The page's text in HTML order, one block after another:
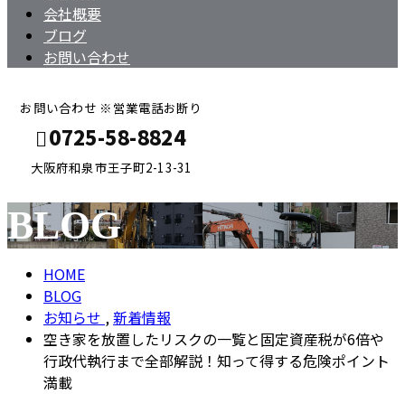
会社概要
ブログ
お問い合わせ
お問い合わせ ※営業電話お断り
0725-58-8824
大阪府和泉市王子町2-13-31
メールフォーム
BLOG
HOME
BLOG
お知らせ ,新着情報
空き家を放置したリスクの一覧と固定資産税が6倍や
行政代執行まで全部解説！知って得する危険ポイント
満載